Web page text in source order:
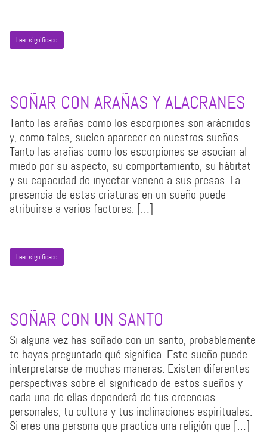
Leer significado
SOÑAR CON ARAÑAS Y ALACRANES
Tanto las arañas como los escorpiones son arácnidos
y, como tales, suelen aparecer en nuestros sueños.
Tanto las arañas como los escorpiones se asocian al
miedo por su aspecto, su comportamiento, su hábitat
y su capacidad de inyectar veneno a sus presas. La
presencia de estas criaturas en un sueño puede
atribuirse a varios factores: […]
Leer significado
SOÑAR CON UN SANTO
Si alguna vez has soñado con un santo, probablemente
te hayas preguntado qué significa. Este sueño puede
interpretarse de muchas maneras. Existen diferentes
perspectivas sobre el significado de estos sueños y
cada una de ellas dependerá de tus creencias
personales, tu cultura y tus inclinaciones espirituales.
Si eres una persona que practica una religión que […]